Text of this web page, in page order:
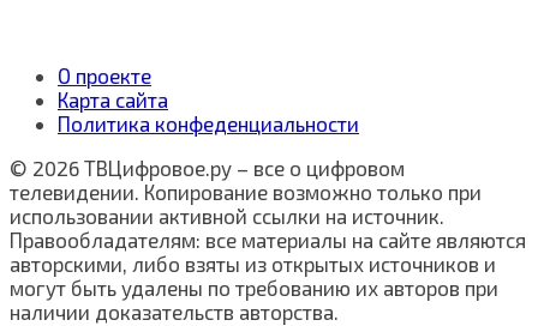
О проекте
Карта сайта
Политика конфеденциальности
© 2026 ТВЦифровое.ру – все о цифровом
телевидении. Копирование возможно только при
использовании активной ссылки на источник.
Правообладателям: все материалы на сайте являются
авторскими, либо взяты из открытых источников и
могут быть удалены по требованию их авторов при
наличии доказательств авторства.